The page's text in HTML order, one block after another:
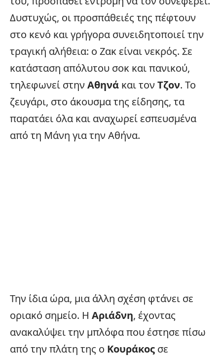
Δυστυχώς, οι προσπάθειές της πέφτουν
στο κενό και γρήγορα συνειδητοποιεί την
τραγική αλήθεια: ο Ζακ είναι νεκρός. Σε
κατάσταση απόλυτου σοκ και πανικού,
τηλεφωνεί στην Αθηνά και τον Τζον. Το
ζευγάρι, στο άκουσμα της είδησης, τα
παρατάει όλα και αναχωρεί εσπευσμένα
από τη Μάνη για την Αθήνα.
Την ίδια ώρα, μια άλλη σχέση φτάνει σε
οριακό σημείο. Η Αριάδνη, έχοντας
ανακαλύψει την μπλόφα που έστησε πίσω
από την πλάτη της ο Κουράκος σε